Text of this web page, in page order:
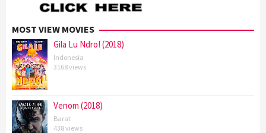
MOST VIEW MOVIES
Gila Lu Ndro! (2018)
Indonesia
3168 views
Venom (2018)
Barat
438 views